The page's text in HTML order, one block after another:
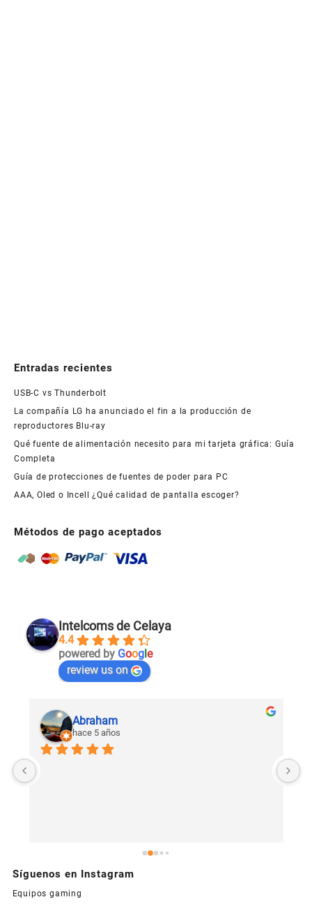
Entradas recientes
USB-C vs Thunderbolt
La compañía LG ha anunciado el fin a la producción de
reproductores Blu-ray
Qué fuente de alimentación necesito para mi tarjeta gráfica: Guía
Completa
Guía de protecciones de fuentes de poder para PC
AAA, Oled o Incell ¿Qué calidad de pantalla escoger?
Métodos de pago aceptados
Intelcoms de Celaya
4.4
powered by Google
review us on
Abraham
hace 5 años
Síguenos en Instagram
Equipos gaming